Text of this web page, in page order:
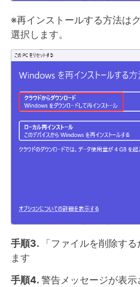
※再インストールする方法は
選択します。
手順3.
「ファイルを削除す
ます
手順4. 警告メッセージが表